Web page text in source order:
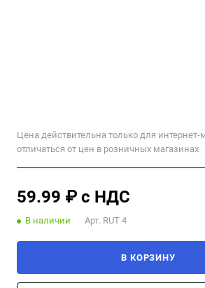
Цена действительна только для
отличаться от цен в розничных магазинах
59.99 ₽ с НДС
В наличии Арт. RUT 4
В КОРЗИНУ